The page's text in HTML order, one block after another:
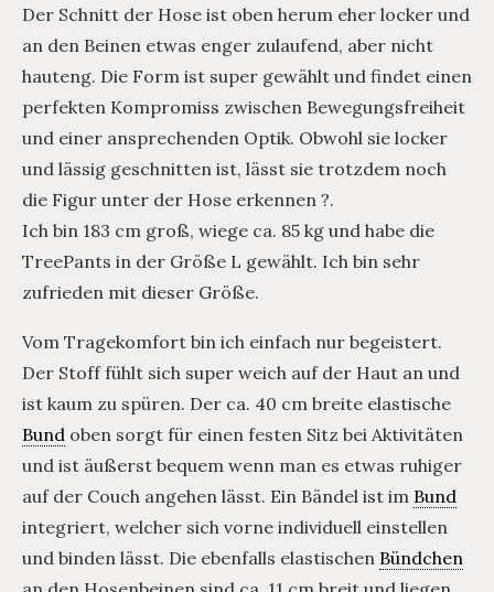
Der Schnitt der Hose ist oben herum eher locker und
an den Beinen etwas enger zulaufend, aber nicht
hauteng. Die Form ist super gewählt und findet einen
perfekten Kompromiss zwischen Bewegungsfreiheit
und einer ansprechenden Optik. Obwohl sie locker
und lässig geschnitten ist, lässt sie trotzdem noch
die Figur unter der Hose erkennen ?.
Ich bin 183 cm groß, wiege ca. 85 kg und habe die
TreePants in der Größe L gewählt. Ich bin sehr
zufrieden mit dieser Größe.
Vom Tragekomfort bin ich einfach nur begeistert.
Der Stoff fühlt sich super weich auf der Haut an und
ist kaum zu spüren. Der ca. 40 cm breite elastische
Bund oben sorgt für einen festen Sitz bei Aktivitäten
und ist äußerst bequem wenn man es etwas ruhiger
auf der Couch angehen lässt. Ein Bändel ist im Bund
integriert, welcher sich vorne individuell einstellen
und binden lässt. Die ebenfalls elastischen Bündchen